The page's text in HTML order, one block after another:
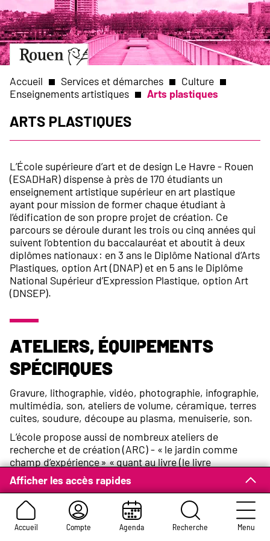
Aller
au
contenu
principal
Aller
à
page
d’accueil
Slide
1
of
1
Accueil Compte Agenda Recherche Menu
Fil
d'Ariane
Accueil Services et démarches
Culture
Enseignements artistiques
Arts plastiques
Arts plastiques
Afficher les accès rapides
L’École supérieure d’art et de design Le Havre - Rouen
(ESADHaR) dispense à près de 170 étudiants un
enseignement artistique supérieur en art plastique
ayant pour mission de former chaque étudiant à
l’édification de son propre projet de création. Ce
parcours se déroule durant les trois ou cinq années qui
suivent l’obtention du baccalauréat et aboutit à deux
diplômes nationaux : en 3 ans le Diplôme National d’Arts
Plastiques, option Art (DNAP) et en 5 ans le Diplôme
National Supérieur d’Expression Plastique, option Art
(DNSEP).
Ateliers, équipements
spécifiques
Gravure, lithographie, vidéo, photographie, infographie,
multimédia, son, ateliers de volume, céramique, terres
cuites, soudure, découpe au plasma, menuiserie, son.
L’école propose aussi de nombreux ateliers de
recherche et de création (ARC) - « le jardin comme
champ d’expérience » « quant au livre (le livre
expérimental, spot et stop, chercher une phrase) »,
« Athènes, l’île de Niajros », « Éditions d’artistes », « le
désert », « l’intime et le public », « Berlin », « New-
York », « Fenêtre sur rue », « la Normandie, Palerme et
la Sicile », « la rencontre inter-écoles (Rouen - Le